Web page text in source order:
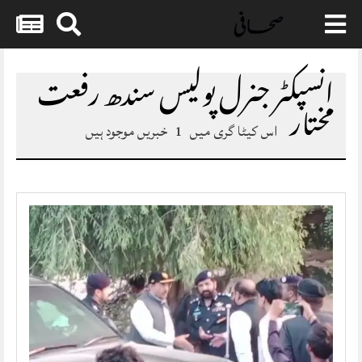
Skip
content
انسپکٹر جنرل پولیس سندھ رفعت
مختار اس کیٹا گری میں 1 خبریں موجود ہیں